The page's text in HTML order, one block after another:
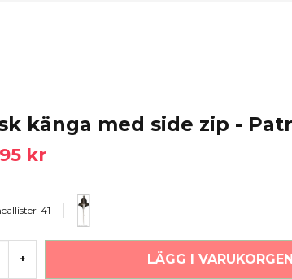
känga med side zip -
kr
41
+ LÄGG I VARUKORGEN